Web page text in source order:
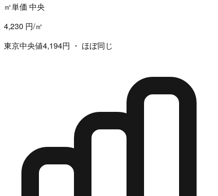
㎡単価 中央
4,230 円/㎡
東京中央値4,194円 ・ ほぼ同じ